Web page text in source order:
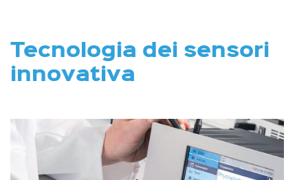
Tecnologia dei sensori
innovativa